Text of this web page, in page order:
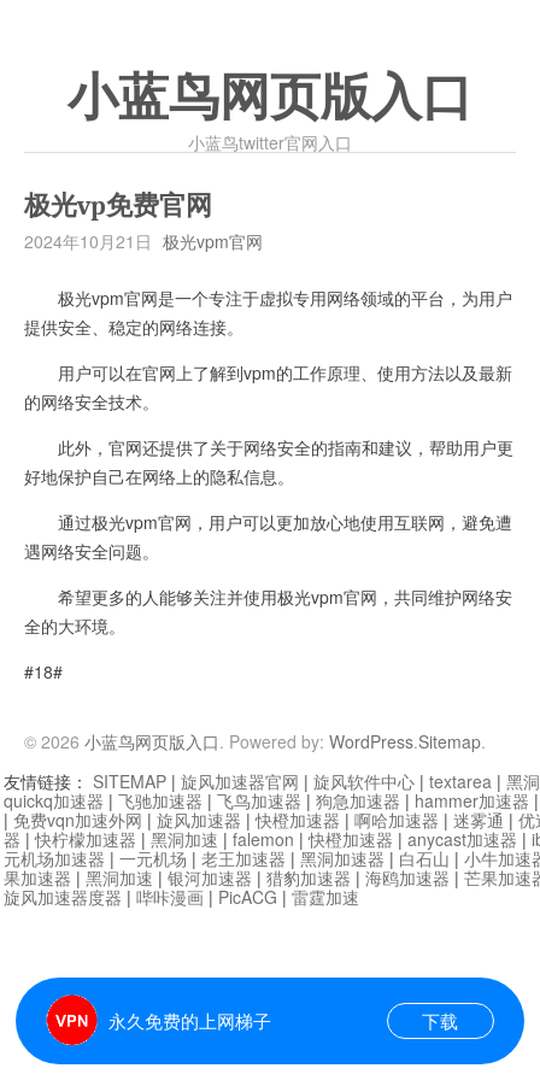
小蓝鸟网页版入口
小蓝鸟twitter官网入口
极光vp免费官网
2024年10月21日 极光vpm官网
极光vpm官网是一个专注于虚拟专用网络领域的平台，为用户
提供安全、稳定的网络连接。
用户可以在官网上了解到vpm的工作原理、使用方法以及最新
的网络安全技术。
此外，官网还提供了关于网络安全的指南和建议，帮助用户更
好地保护自己在网络上的隐私信息。
通过极光vpm官网，用户可以更加放心地使用互联网，避免遭
遇网络安全问题。
希望更多的人能够关注并使用极光vpm官网，共同维护网络安
全的大环境。
#18#
© 2026 小蓝鸟网页版入口. Powered by: WordPress.Sitemap.
永久免费的上网梯子 下载
友情链接： SITEMAP | 旋风加速器官网 | 旋风软件中心 | textarea | 黑
quickq加速器 | 飞驰加速器 | 飞鸟加速器 | 狗急加速器 | hammer加速器
| 免费vqn加速外网 | 旋风加速器 |快橙加速器 | 啊哈加速器 | 迷雾通 | 优
器 |快柠檬加速器 | 黑洞加速 | falemon |快橙加速器 | anycast加速器 |
元机场加速器 | 一元机场 | 老王加速器 | 黑洞加速器 | 白石山 | 小牛加速
果加速器 | 黑洞加速 | 银河加速器 | 猎豹加速器 | 海鸥加速器 | 芒果加速
旋风加速器度器 | 哔咔漫画 | PicACG | 雷霆加速